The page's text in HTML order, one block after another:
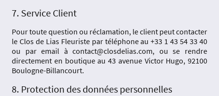
7. Service Client
Pour toute question ou réclamation, le client peut contacter
le Clos de Lias Fleuriste par téléphone au +33 1 43 54 33 40
ou par email à contact@closdelias.com, ou se rendre
directement en boutique au 43 avenue Victor Hugo, 92100
Boulogne-Billancourt.
8. Protection des données personnelles